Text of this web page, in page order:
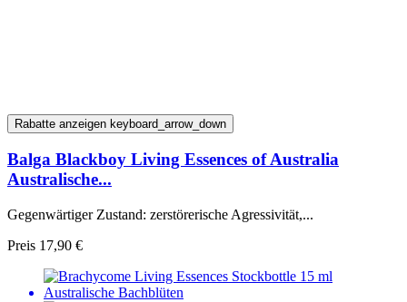
Rabatte anzeigen keyboard_arrow_down
Balga Blackboy Living Essences of Australia
Australische...
Gegenwärtiger Zustand: zerstörerische Agressivität,...
Preis 17,90 €